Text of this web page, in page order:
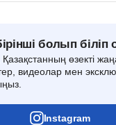
болып
өзекті
видеолар мен
Instagram